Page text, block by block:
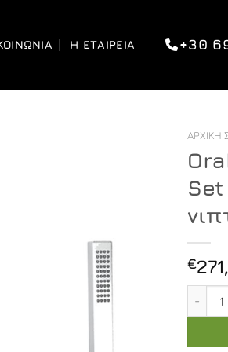
Η ΕΤΑΙΡΕΊΑ +30
ΑΡΧΙΚΉ
€